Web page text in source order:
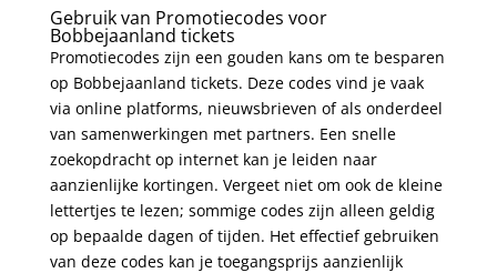
Gebruik van Promotiecodes voor
Bobbejaanland tickets
Promotiecodes zijn een gouden kans om te besparen
op Bobbejaanland tickets. Deze codes vind je vaak
via online platforms, nieuwsbrieven of als onderdeel
van samenwerkingen met partners. Een snelle
zoekopdracht op internet kan je leiden naar
aanzienlijke kortingen. Vergeet niet om ook de kleine
lettertjes te lezen; sommige codes zijn alleen geldig
op bepaalde dagen of tijden. Het effectief gebruiken
van deze codes kan je toegangsprijs aanzienlijk